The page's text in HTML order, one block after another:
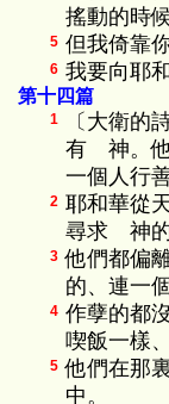
搖動的時
5 但我倚靠
6 我要向耶
第十四篇
1
〔大衛的
有 神。他
一個人行善
2 耶和華從
尋求 神的
3 他們都偏
的、連一
4 作孽的都
喫飯一樣
5 他們在那
中。